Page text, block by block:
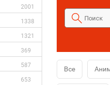
2001
1338
1321
369
587
653
Все